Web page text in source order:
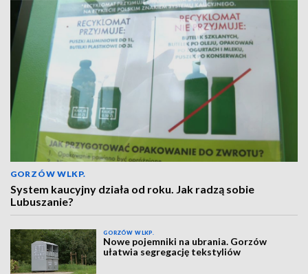
GORZÓW WLKP.
System kaucyjny działa od roku. Jak radzą sobie
Lubuszanie?
GORZÓW WLKP.
Nowe pojemniki na ubrania. Gorzów
ułatwia segregację tekstyliów